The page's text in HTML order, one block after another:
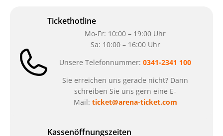
Tickethotline
Mo-Fr: 10:00 – 19:00 Uhr
Sa: 10:00 – 16:00 Uhr
Unsere Telefonnummer: 0341-2341 100
Sie erreichen uns gerade nicht? Dann
schreiben Sie uns gern eine E-
Mail: ticket@arena-ticket.com
Kassenöffnungszeiten